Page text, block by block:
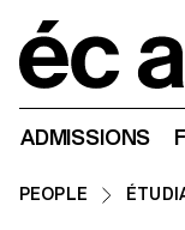
ADMISSIONS
PEOPLE